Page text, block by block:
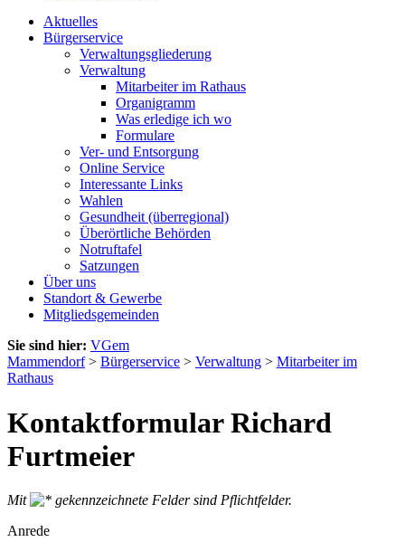
Aktuelles
Bürgerservice
Verwaltungsgliederung
Verwaltung
Mitarbeiter im Rathaus
Organigramm
Was erledige ich wo
Formulare
Ver- und Entsorgung
Online Service
Interessante Links
Wahlen
Gesundheit (überregional)
Überörtliche Behörden
Notruftafel
Satzungen
Über uns
Standort & Gewerbe
Mitgliedsgemeinden
Sie sind hier: VGem
Mammendorf> Bürgerservice > Verwaltung > Mitarbeiter im
Rathaus
Kontaktformular Richard
Furtmeier
Mit
gekennzeichnete Felder sind Pflichtfelder.
Anrede